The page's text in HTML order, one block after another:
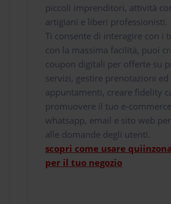
piccoli imprenditori, attività
artigiani e liberi professionisti.
Ti consente di interagire con i
con la massima facilità, puoi
coupon digitali per offerte su
servizi, gestire prenotazioni ed
appuntamenti, creare fidelity
promuovere il tuo e-
whatsapp, email e sito web
alle domande degli utenti.
scopri come usare
per il tuo negozio